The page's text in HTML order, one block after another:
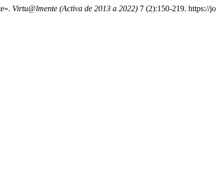
Virtu@lmente (Activa de 2013 a 2022) 7 (2):150-219. https://